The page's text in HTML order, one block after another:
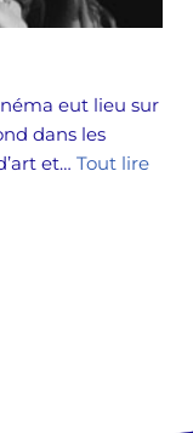
eut lieu sur
dans les
et… Tout lire